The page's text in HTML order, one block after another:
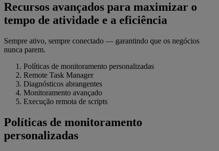
Recursos avançados para maximizar o
tempo de atividade e a eficiência
Sempre ativo, sempre conectado — garantindo que os negócios
nunca parem.
Políticas de monitoramento personalizadas
Remote Task Manager
Diagnósticos abrangentes
Monitoramento avançado
Execução remota de scripts
Políticas de monitoramento
personalizadas